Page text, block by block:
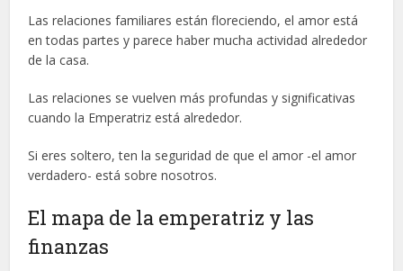
Las relaciones familiares están floreciendo, el amor está
en todas partes y parece haber mucha actividad alrededor
de la casa.
Las relaciones se vuelven más profundas y significativas
cuando la Emperatriz está alrededor.
Si eres soltero, ten la seguridad de que el amor -el amor
verdadero- está sobre nosotros.
El mapa de la emperatriz y las
finanzas